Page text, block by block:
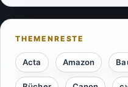
Acta Amazon